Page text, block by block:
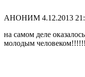
АНОНИМ 4.12.2013
на самом деле
молодым